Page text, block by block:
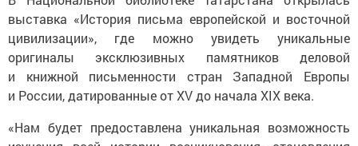
выставка «История письма европейской и восточной
цивилизации», где можно увидеть уникальные
оригиналы эксклюзивных памятников деловой
и книжной письменности стран Западной Европы
и России, датированные от XV до начала XIX века.
изучения всей истории возникновения, становления